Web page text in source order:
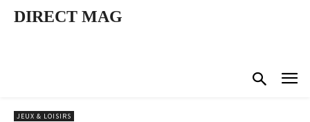
DIRECT MAG
JEUX & LOISIRS